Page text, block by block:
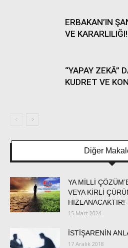
ERBAKAN’IN
VE KARARLILIĞI!
“YAPAY ZEKÂ”
KUDRET VE
Diğer
YA MİLLİ
VEYA KİRLİ
HIZLANACAKTIR!
15 Mart 2024
İSTİŞARENİN
17 Aralık 2018